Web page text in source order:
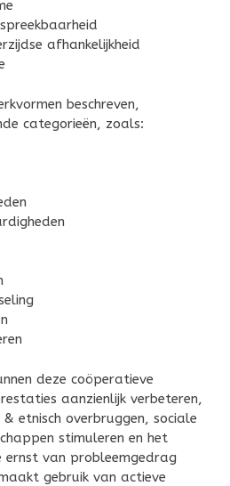
afhankelijkheid
beschreven,
categorieën, zoals:
deze coöperatieve
aanzienlijk verbeteren,
etnisch overbruggen, sociale
stimuleren en het
van probleemgedrag
gebruik van actieve